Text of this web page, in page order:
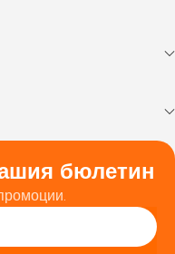
бюлетин